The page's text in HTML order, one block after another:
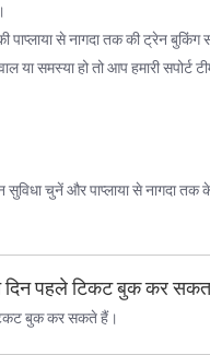
से नागदा तक की ट्रेन बुकिंग
या समस्या हो तो आप हमारी सपोर्ट
चुनें और पाप्लाया से नागदा तक के
दिन पहले टिकट बुक कर
बुक कर सकते हैं।